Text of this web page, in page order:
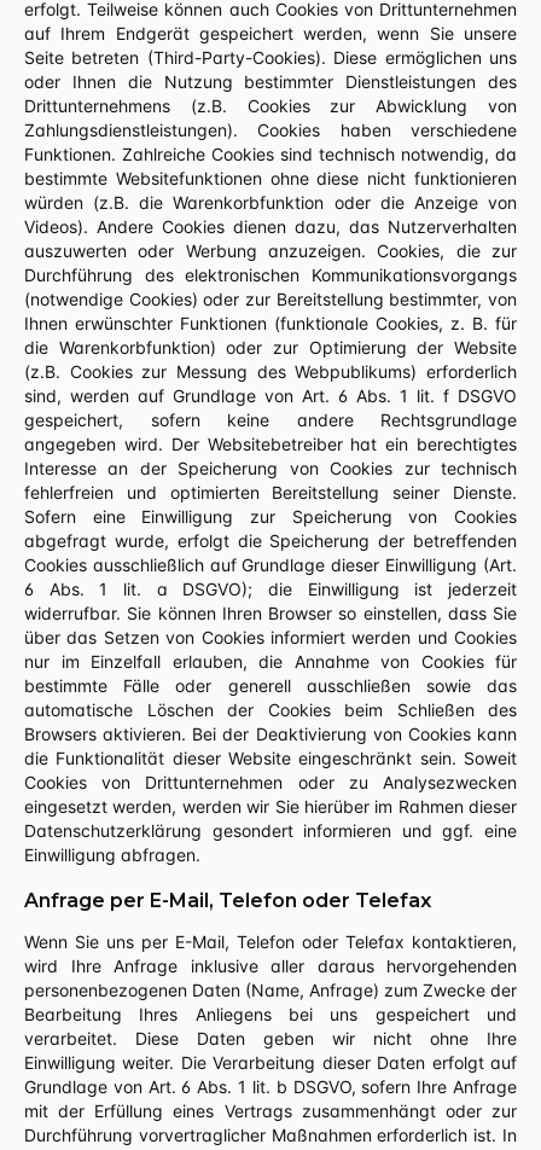
erfolgt. Teilweise können auch Cookies von Drittunternehmen
auf Ihrem Endgerät gespeichert werden, wenn Sie unsere
Seite betreten (Third-Party-Cookies). Diese ermöglichen uns
oder Ihnen die Nutzung bestimmter Dienstleistungen des
Drittunternehmens (z.B. Cookies zur Abwicklung von
Zahlungsdienstleistungen). Cookies haben verschiedene
Funktionen. Zahlreiche Cookies sind technisch notwendig, da
bestimmte Websitefunktionen ohne diese nicht funktionieren
würden (z.B. die Warenkorbfunktion oder die Anzeige von
Videos). Andere Cookies dienen dazu, das Nutzerverhalten
auszuwerten oder Werbung anzuzeigen. Cookies, die zur
Durchführung des elektronischen Kommunikationsvorgangs
(notwendige Cookies) oder zur Bereitstellung bestimmter, von
Ihnen erwünschter Funktionen (funktionale Cookies, z. B. für
die Warenkorbfunktion) oder zur Optimierung der Website
(z.B. Cookies zur Messung des Webpublikums) erforderlich
sind, werden auf Grundlage von Art. 6 Abs. 1 lit. f DSGVO
gespeichert, sofern keine andere Rechtsgrundlage
angegeben wird. Der Websitebetreiber hat ein berechtigtes
Interesse an der Speicherung von Cookies zur technisch
fehlerfreien und optimierten Bereitstellung seiner Dienste.
Sofern eine Einwilligung zur Speicherung von Cookies
abgefragt wurde, erfolgt die Speicherung der betreffenden
Cookies ausschließlich auf Grundlage dieser Einwilligung (Art.
6 Abs. 1 lit. a DSGVO); die Einwilligung ist jederzeit
widerrufbar. Sie können Ihren Browser so einstellen, dass Sie
über das Setzen von Cookies informiert werden und Cookies
nur im Einzelfall erlauben, die Annahme von Cookies für
bestimmte Fälle oder generell ausschließen sowie das
automatische Löschen der Cookies beim Schließen des
Browsers aktivieren. Bei der Deaktivierung von Cookies kann
die Funktionalität dieser Website eingeschränkt sein. Soweit
Cookies von Drittunternehmen oder zu Analysezwecken
eingesetzt werden, werden wir Sie hierüber im Rahmen dieser
Datenschutzerklärung gesondert informieren und ggf. eine
Einwilligung abfragen.
Anfrage per E-Mail, Telefon oder Telefax
Wenn Sie uns per E-Mail, Telefon oder Telefax kontaktieren,
wird Ihre Anfrage inklusive aller daraus hervorgehenden
personenbezogenen Daten (Name, Anfrage) zum Zwecke der
Bearbeitung Ihres Anliegens bei uns gespeichert und
verarbeitet. Diese Daten geben wir nicht ohne Ihre
Einwilligung weiter. Die Verarbeitung dieser Daten erfolgt auf
Grundlage von Art. 6 Abs. 1 lit. b DSGVO, sofern Ihre Anfrage
mit der Erfüllung eines Vertrags zusammenhängt oder zur
Durchführung vorvertraglicher Maßnahmen erforderlich ist. In